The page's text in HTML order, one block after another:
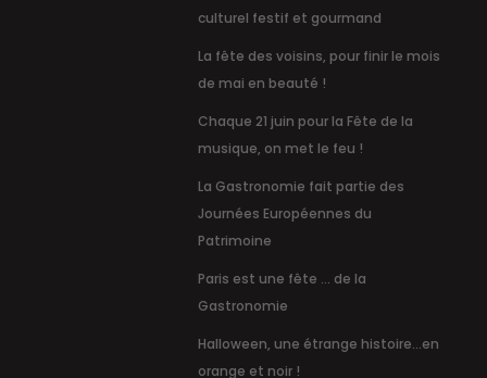
culturel festif et gourmand
La fête des voisins, pour finir le mois
de mai en beauté !
Chaque 21 juin pour la Fête de la
musique, on met le feu !
La Gastronomie fait partie des
Journées Européennes du
Patrimoine
Paris est une fête … de la
Gastronomie
Halloween, une étrange histoire...en
orange et noir !